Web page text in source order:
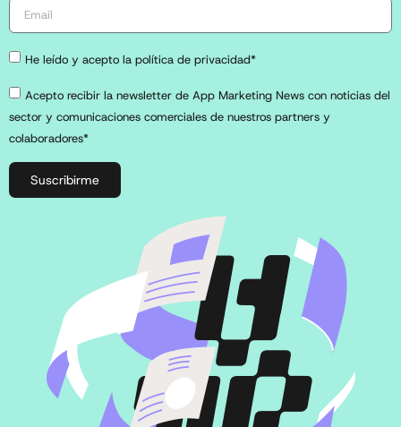
He leído y acepto la política de privacidad*
Acepto recibir la newsletter de App Marketing News con noticias del
sector y comunicaciones comerciales de nuestros partners y
colaboradores*
Suscribirme